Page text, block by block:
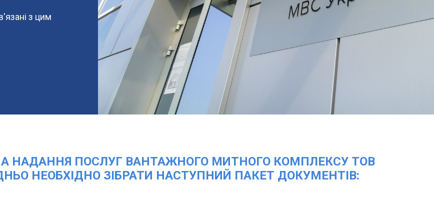
з цим
НАДАННЯ ПОСЛУГ ВАНТАЖНОГО МИТНОГО КОМПЛЕКСУ ТОВ
НЕОБХІДНО ЗІБРАТИ НАСТУПНИЙ ПАКЕТ ДОКУМЕНТІВ: